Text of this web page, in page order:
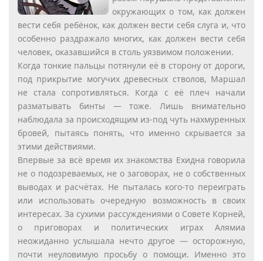
окружающих о том, как должен
вести себя ребёнок, как должен вести себя слуга и, что
особенно раздражало многих, как должен вести себя
человек, оказавшийся в столь уязвимом положении.
Когда тонкие пальцы потянули её в сторону от дороги,
под прикрытие могучих древесных стволов, Маршал
не стала сопротивляться. Когда с её плеч начали
разматывать бинты — тоже. Лишь внимательно
наблюдала за происходящим из-под чуть нахмуренных
бровей, пытаясь понять, что именно скрывается за
этими действиями.
Впервые за всё время их знакомства Ехидна говорила
не о подозреваемых, не о заговорах, не о собственных
выводах и расчётах. Не пыталась кого-то переиграть
или использовать очередную возможность в своих
интересах. За сухими рассуждениями о Совете Корней,
о приговорах и политических играх Алямиа
неожиданно услышала нечто другое — осторожную,
почти неуловимую просьбу о помощи. Именно это